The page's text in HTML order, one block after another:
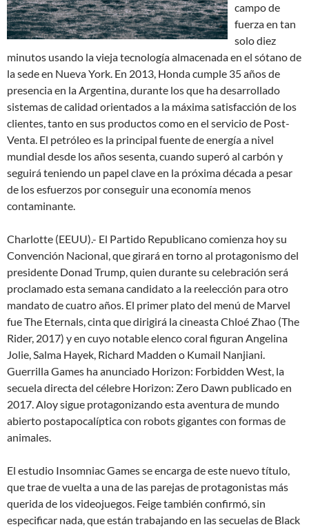
campo de
fuerza en tan
solo diez
minutos usando la vieja tecnología almacenada en el sótano de
la sede en Nueva York. En 2013, Honda cumple 35 años de
presencia en la Argentina, durante los que ha desarrollado
sistemas de calidad orientados a la máxima satisfacción de los
clientes, tanto en sus productos como en el servicio de Post-
Venta. El petróleo es la principal fuente de energía a nivel
mundial desde los años sesenta, cuando superó al carbón y
seguirá teniendo un papel clave en la próxima década a pesar
de los esfuerzos por conseguir una economía menos
contaminante.
Charlotte (EEUU).- El Partido Republicano comienza hoy su
Convención Nacional, que girará en torno al protagonismo del
presidente Donad Trump, quien durante su celebración será
proclamado esta semana candidato a la reelección para otro
mandato de cuatro años. El primer plato del menú de Marvel
fue The Eternals, cinta que dirigirá la cineasta Chloé Zhao (The
Rider, 2017) y en cuyo notable elenco coral figuran Angelina
Jolie, Salma Hayek, Richard Madden o Kumail Nanjiani.
Guerrilla Games ha anunciado Horizon: Forbidden West, la
secuela directa del célebre Horizon: Zero Dawn publicado en
2017. Aloy sigue protagonizando esta aventura de mundo
abierto postapocalíptica con robots gigantes con formas de
animales.
El estudio Insomniac Games se encarga de este nuevo título,
que trae de vuelta a una de las parejas de protagonistas más
querida de los videojuegos. Feige también confirmó, sin
especificar nada, que están trabajando en las secuelas de Black